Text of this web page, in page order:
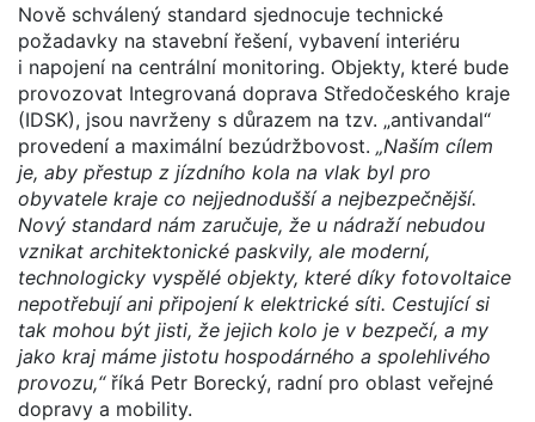
Nově schválený standard sjednocuje technické
požadavky na stavební řešení, vybavení interiéru
i napojení na centrální monitoring. Objekty, které bude
provozovat Integrovaná doprava Středočeského kraje
(IDSK), jsou navrženy s důrazem na tzv. „antivandal“
provedení a maximální bezúdržbovost. „Naším cílem
je, aby přestup z jízdního kola na vlak byl pro
obyvatele kraje co nejjednodušší a nejbezpečnější.
Nový standard nám zaručuje, že u nádraží nebudou
vznikat architektonické paskvily, ale moderní,
technologicky vyspělé objekty, které díky fotovoltaice
nepotřebují ani připojení k elektrické síti. Cestující si
tak mohou být jisti, že jejich kolo je v bezpečí, a my
jako kraj máme jistotu hospodárného a spolehlivého
provozu,“říká Petr Borecký, radní pro oblast veřejné
dopravy a mobility.